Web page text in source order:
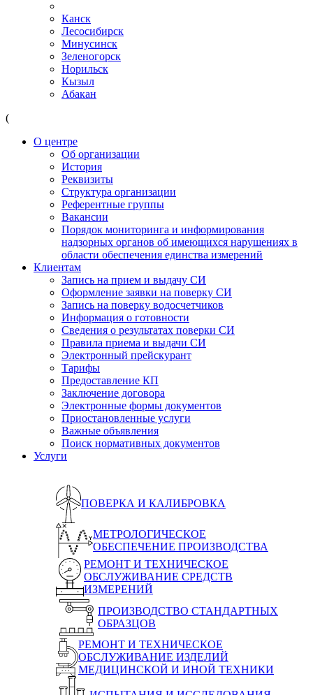
Канск
Лесосибирск
Минусинск
Зеленогорск
Норильск
Кызыл
Абакан
(
О центре
Об организации
История
Реквизиты
Структура организации
Референтные группы
Вакансии
Порядок мониторинга и информирования
надзорных органов об имеющихся нарушениях в
области обеспечения единства измерений
Клиентам
Запись на прием и выдачу СИ
Оформление заявки на поверку СИ
Запись на поверку водосчетчиков
Информация о готовности
Сведения о результатах поверки СИ
Правила приема и выдачи СИ
Электронный прейскурант
Тарифы
Предоставление КП
Заключение договора
Электронные формы документов
Приостановленные услуги
Важные объявления
Поиск нормативных документов
Услуги
ПОВЕРКА И КАЛИБРОВКА
МЕТРОЛОГИЧЕСКОЕ
ОБЕСПЕЧЕНИЕ ПРОИЗВОДСТВА
РЕМОНТ И ТЕХНИЧЕСКОЕ
ОБСЛУЖИВАНИЕ СРЕДСТВ
ИЗМЕРЕНИЙ
ПРОИЗВОДСТВО СТАНДАРТНЫХ
ОБРАЗЦОВ
РЕМОНТ И ТЕХНИЧЕСКОЕ
ОБСЛУЖИВАНИЕ ИЗДЕЛИЙ
МЕДИЦИНСКОЙ И ИНОЙ ТЕХНИКИ